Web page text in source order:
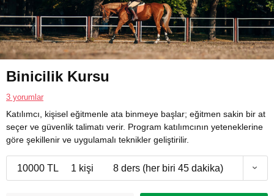
Binicilik Kursu
3 yorumlar
Katılımcı, kişisel eğitmenle ata binmeye başlar; eğitmen sakin bir at
seçer ve güvenlik talimatı verir. Program katılımcının yeteneklerine
göre şekillenir ve uygulamalı teknikler geliştirilir.
10000 TL 1 kişi 8 ders (her biri 45 dakika)